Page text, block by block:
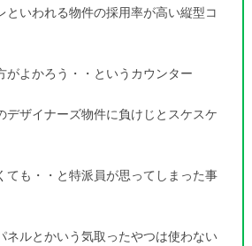
といわれる物件の採用率が高い縦型コ
がよかろう・・というカウンター
デザイナーズ物件に負けじとスケスケ
ても・・と特派員が思ってしまった事
ネルとかいう気取ったやつは使わない